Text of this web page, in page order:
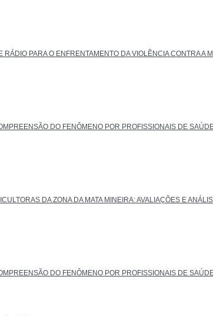
PARA O ENFRENTAMENTO DA VIOLÊNCIA CONTRA A
DO FENÔMENO POR PROFISSIONAIS DE
DA ZONA DA MATA MINEIRA: AVALIAÇÕES E
DO FENÔMENO POR PROFISSIONAIS DE